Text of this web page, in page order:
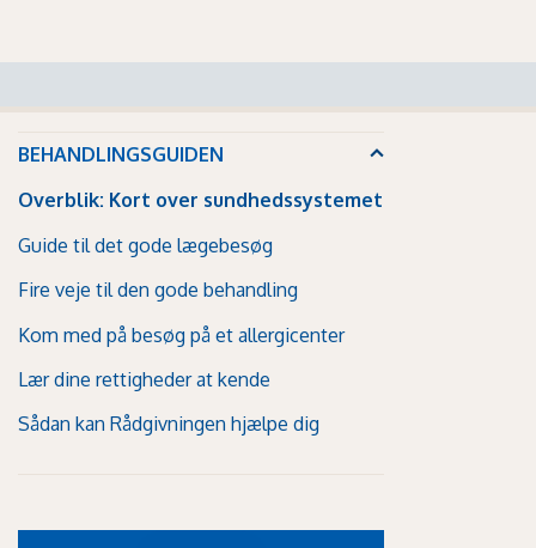
BEHANDLINGSGUIDEN
Overblik: Kort over sundhedssystemet
Guide til det gode lægebesøg
Fire veje til den gode behandling
Kom med på besøg på et allergicenter
Lær dine rettigheder at kende
Sådan kan Rådgivningen hjælpe dig